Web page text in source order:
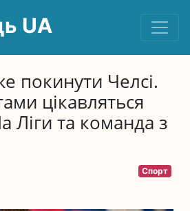
UA
покинути Челсі.
цікавляться
Ліги та команда з
Спорт